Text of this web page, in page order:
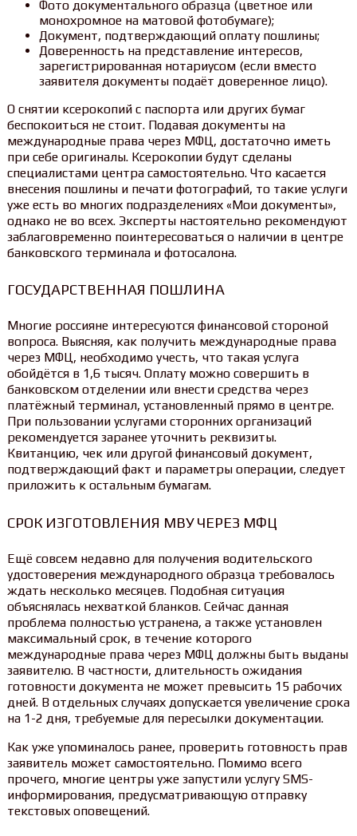
Фото документального образца (цветное или
монохромное на матовой фотобумаге);
Документ, подтверждающий оплату пошлины;
Доверенность на представление интересов,
зарегистрированная нотариусом (если вместо
заявителя документы подаёт доверенное лицо).
О снятии ксерокопий с паспорта или других бумаг
беспокоиться не стоит. Подавая документы на
международные права через МФЦ, достаточно иметь
при себе оригиналы. Ксерокопии будут сделаны
специалистами центра самостоятельно. Что касается
внесения пошлины и печати фотографий, то такие услуги
уже есть во многих подразделениях «Мои документы»,
однако не во всех. Эксперты настоятельно рекомендуют
заблаговременно поинтересоваться о наличии в центре
банковского терминала и фотосалона.
ГОСУДАРСТВЕННАЯ ПОШЛИНА
Многие россияне интересуются финансовой стороной
вопроса. Выясняя, как получить международные права
через МФЦ, необходимо учесть, что такая услуга
обойдётся в 1,6 тысяч. Оплату можно совершить в
банковском отделении или внести средства через
платёжный терминал, установленный прямо в центре.
При пользовании услугами сторонних организаций
рекомендуется заранее уточнить реквизиты.
Квитанцию, чек или другой финансовый документ,
подтверждающий факт и параметры операции, следует
приложить к остальным бумагам.
СРОК ИЗГОТОВЛЕНИЯ МВУ ЧЕРЕЗ МФЦ
Ещё совсем недавно для получения водительского
удостоверения международного образца требовалось
ждать несколько месяцев. Подобная ситуация
объяснялась нехваткой бланков. Сейчас данная
проблема полностью устранена, а также установлен
максимальный срок, в течение которого
международные права через МФЦ должны быть выданы
заявителю. В частности, длительность ожидания
готовности документа не может превысить 15 рабочих
дней. В отдельных случаях допускается увеличение срока
на 1-2 дня, требуемые для пересылки документации.
Как уже упоминалось ранее, проверить готовность прав
заявитель может самостоятельно. Помимо всего
прочего, многие центры уже запустили услугу SMS-
информирования, предусматривающую отправку
текстовых оповещений.